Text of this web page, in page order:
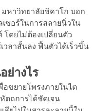
มหาวิทยาลัยชิคาโก บอก
ซอร์ในการสลายนิ่วใน
โดยไม่ต้องเปลี่ยนตัว
วลาสั้นลง ฟื้นตัวได้เร็วขึ้น
ย่างไร
อขยายโพรงภายในไต
ตถการได้ชัดเจน